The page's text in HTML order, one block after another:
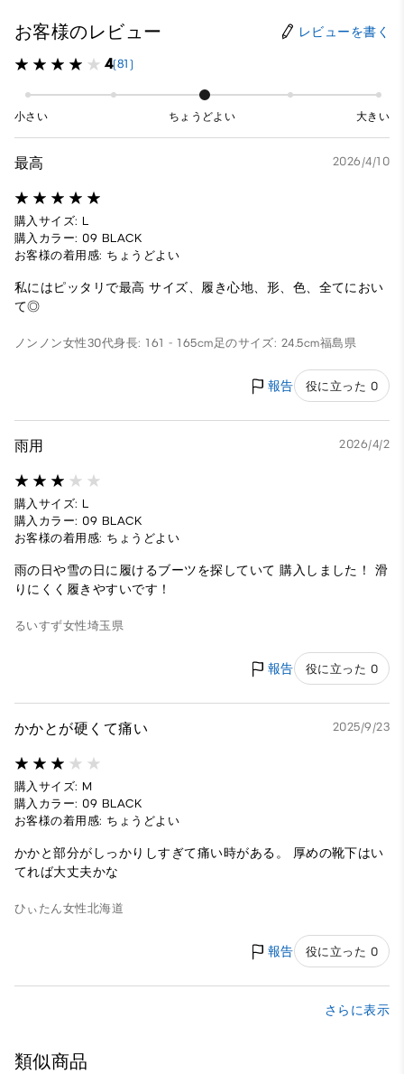
お客様のレビュー レビューを書く
4(81)
小さい ちょうどよい 大きい
最高 2026/4/10
購入サイズ: L
購入カラー: 09 BLACK
お客様の着用感: ちょうどよい
私にはピッタリで最高 サイズ、履き心地、形、色、全てにおい
て◎
ノンノン女性30代身長: 161 - 165cm足のサイズ: 24.5cm福島県
報告 役に立った 0
雨用 2026/4/2
購入サイズ: L
購入カラー: 09 BLACK
お客様の着用感: ちょうどよい
雨の日や雪の日に履けるブーツを探していて 購入しました！ 滑
りにくく履きやすいです！
るいすず女性埼玉県
報告 役に立った 0
かかとが硬くて痛い 2025/9/23
購入サイズ: M
購入カラー: 09 BLACK
お客様の着用感: ちょうどよい
かかと部分がしっかりしすぎて痛い時がある。 厚めの靴下はい
てれば大丈夫かな
ひぃたん女性北海道
報告 役に立った 0
さらに表示
類似商品